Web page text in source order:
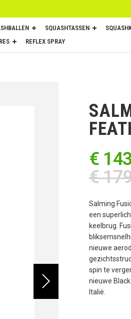
SQUASHTASSEN
REFLEX SPRAY
€
€
Salming
een
keelbrug.
nieuwe
spin te
nieuwe
Italië.